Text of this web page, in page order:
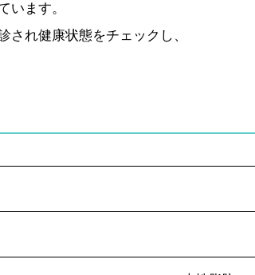
います。
され健康状態をチェックし、